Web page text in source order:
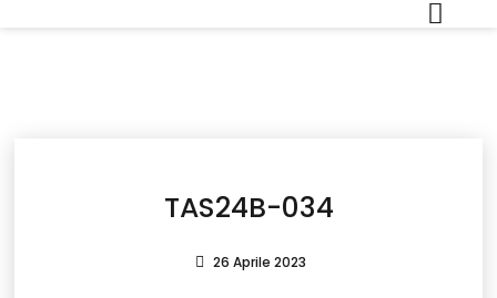
TAS24B-034
26 Aprile 2023